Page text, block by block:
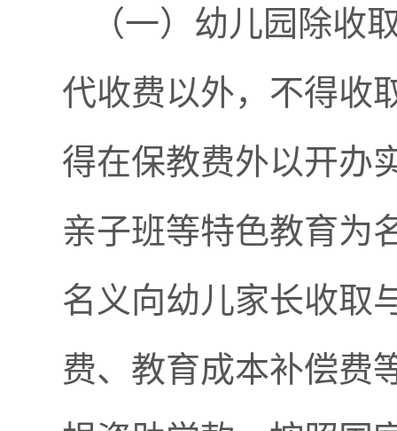
（一）幼儿园除收
代收费以外，不得收
得在保教费外以开办
亲子班等特色教育为
名义向幼儿家长收取
费、教育成本补偿费